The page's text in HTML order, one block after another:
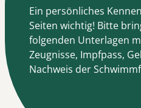
Ein persönliches
Seiten wichtig! Bitte
folgenden Unterlagen
Zeugnisse, Impfpass,
Nachweis der